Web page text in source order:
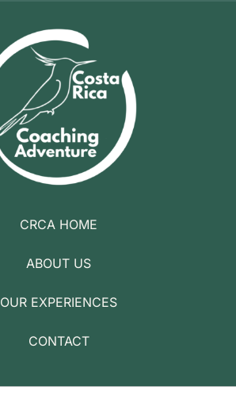
CRCA HOME
ABOUT US
OUR EXPERIENCES
CONTACT